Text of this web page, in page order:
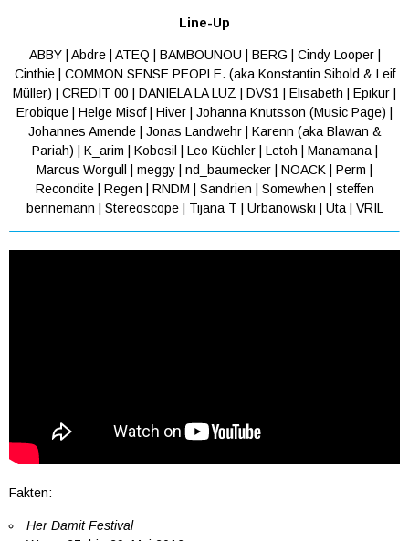
Line-Up
ABBY | Abdre | ATEQ | BAMBOUNOU | BERG | Cindy Looper |
Cinthie | COMMON SENSE PEOPLE. (aka Konstantin Sibold & Leif
Müller) | CREDIT 00 | DANIELA LA LUZ | DVS1 | Elisabeth | Epikur |
Erobique | Helge Misof | Hiver | Johanna Knutsson (Music Page) |
Johannes Amende | Jonas Landwehr | Karenn (aka Blawan &
Pariah) | K_arim | Kobosil | Leo Küchler | Letoh | Manamana |
Marcus Worgull | meggy | nd_baumecker | NOACK | Perm |
Recondite | Regen | RNDM | Sandrien | Somewhen | steffen
bennemann | Stereoscope | Tijana T | Urbanowski | Uta | VRIL
Fakten:
Her Damit Festival